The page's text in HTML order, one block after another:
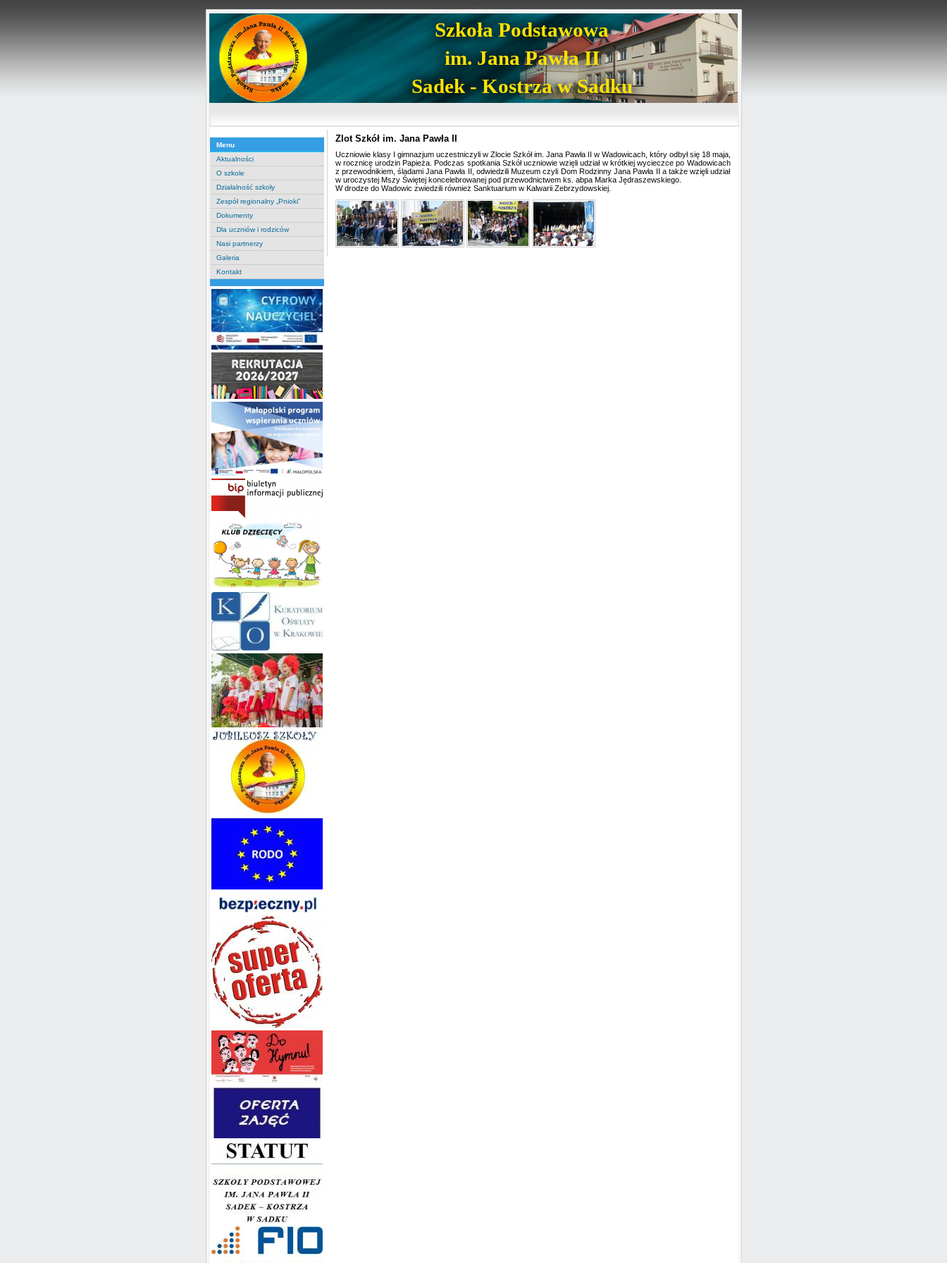
Szkoła Podstawowa
im. Jana Pawła II
Sadek - Kostrza w Sadku
Menu
Aktualności
O szkole
Działalność szkoły
Zespół regionalny „Pnioki”
Dokumenty
Dla uczniów i rodziców
Nasi partnerzy
Galeria
Kontakt
Zlot Szkół im. Jana Pawła II
Uczniowie klasy I gimnazjum uczestniczyli w Zlocie Szkół im. Jana Pawła II w Wadowicach, który odbył się 18 maja,
w rocznicę urodzin Papieża. Podczas spotkania Szkół uczniowie wzięli udział w krótkiej wycieczce po Wadowicach
z przewodnikiem, śladami Jana Pawła II, odwiedzili Muzeum czyli Dom Rodzinny Jana Pawła II a także wzięli udział
w uroczystej Mszy Świętej koncelebrowanej pod przewodnictwem ks. abpa Marka Jędraszewskiego.
W drodze do Wadowic zwiedzili również Sanktuarium w Kalwarii Zebrzydowskiej.